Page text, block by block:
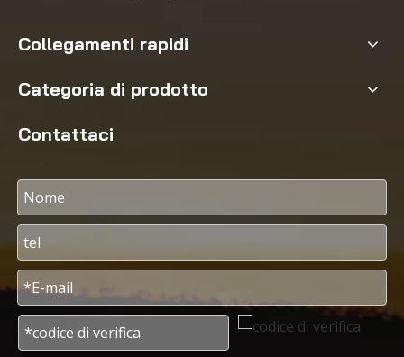
Collegamenti rapidi
Categoria di prodotto
Contattaci